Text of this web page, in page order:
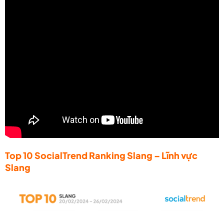
Top 10 SocialTrend Ranking Slang – Lĩnh vực
Slang